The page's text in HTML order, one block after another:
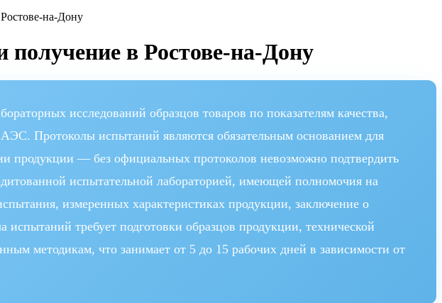
на-Дону
в Ростове-на-Дону
исследований образцов товаров по показателям качества,
Протоколы испытаний являются обязательным основанием для
продукции — без официальных протоколов невозможно подтвердить
испытательной лабораторией, имеющей полномочия на
измеренных характеристиках продукции, заключение о
требует подготовки образцов продукции, технической
методикам, что занимает от 5 до 15 рабочих дней в зависимости от